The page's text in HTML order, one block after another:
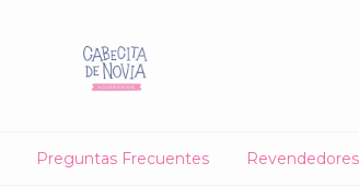
Preguntas Frecuentes Revendedores